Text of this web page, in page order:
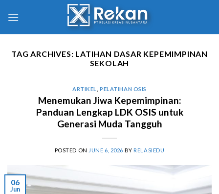
TAG ARCHIVES: LATIHAN DASAR KEPEMIMPINAN
SEKOLAH
ARTIKEL ,PELATIHAN OSIS
Menemukan Jiwa Kepemimpinan:
Panduan Lengkap LDK OSIS untuk
Generasi Muda Tangguh
POSTED ON JUNE 6, 2026 BYRELASIEDU
06
Jun